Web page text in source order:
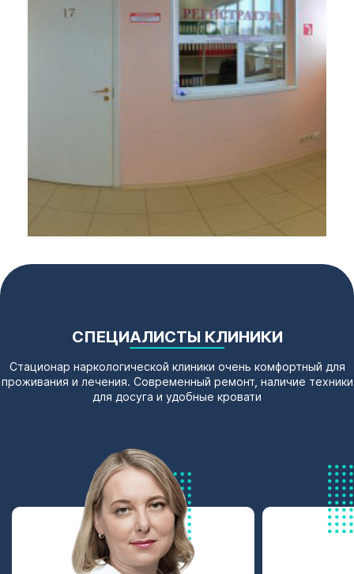
СПЕЦИАЛИСТЫ КЛИНИКИ
Стационар наркологической клиники очень комфортный для
проживания и лечения. Современный ремонт, наличие техники
для досуга и удобные кровати